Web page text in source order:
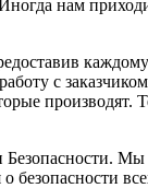
нам
с
производят.